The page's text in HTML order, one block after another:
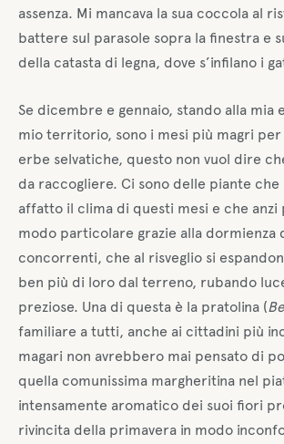
assenza. Mi mancava la sua coccola al
battere sul parasole sopra la finestra e
della catasta di legna, dove s’infilano i
Se dicembre e gennaio, stando alla mia
mio territorio, sono i mesi più magri per
erbe selvatiche, questo non vuol dire
da raccogliere. Ci sono delle piante che
affatto il clima di questi mesi e che anzi
modo particolare grazie alla dormienza
concorrenti, che al risveglio si
ben più di loro dal terreno, rubando
preziose. Una di questa è la pratolina (
familiare a tutti, anche ai cittadini più
magari non avrebbero mai pensato di
quella comunissima margheritina nel
intensamente aromatico dei suoi fiori
rivincita della primavera in modo